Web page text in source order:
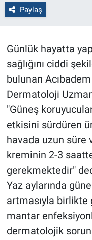
Paylaş
Günlük hayatta
sağlığını ciddi
bulunan Acıbadem
Dermatoloji
"Güneş
etkisini sürdüren
havada uzun süre
kreminin 2-3
gerekmektedir"
Yaz aylarında
artmasıyla birlikte
mantar
dermatolojik
Gezi
Çevre
Yerel
Magazin
Bilim ve